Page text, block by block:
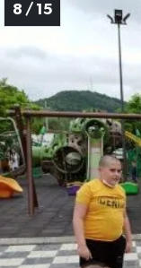
8 / 15